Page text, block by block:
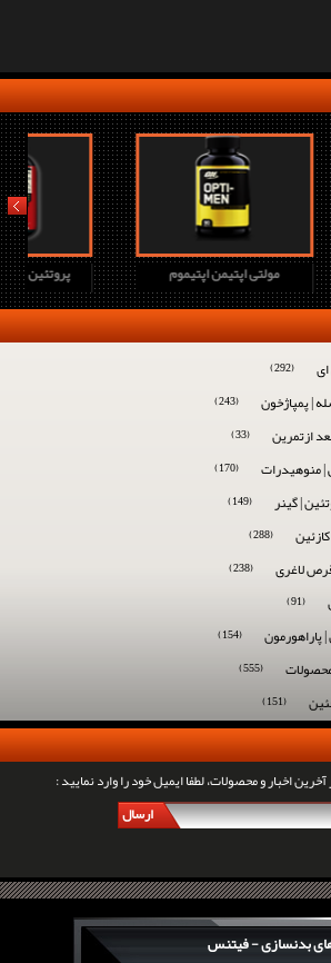
مولتی اپتیمن اپتیموم
prev
(292)
| پمپاژخون (243)
ازتمرین (33)
| منوهیدرات (170)
| گینر (149)
(288)
لاغری (238)
(91)
(154)
(555)
(151)
آخرین اخبار و محصولات، لطفا ایمیل خود را وارد نمایید :
ارسال
بدنسازی - فیتنس